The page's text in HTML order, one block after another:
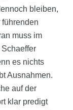
bleiben,
muss im
es nichts
Ausnahmen.
auf der
klar predigt